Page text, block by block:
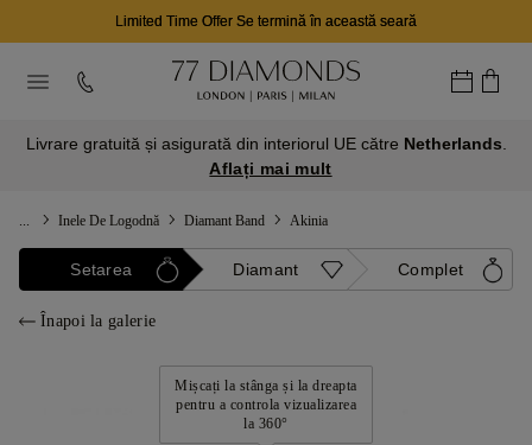
Limited Time Offer Se termină în această seară
Livrare gratuită și asigurată din interiorul UE către Netherlands
Aflați mai mult
Inele De Logodnă Diamant Band Akinia
Setarea Diamant Complet
Înapoi la galerie
Mișcați la stânga și la dreapta
pentru a controla vizualizarea
la 360°